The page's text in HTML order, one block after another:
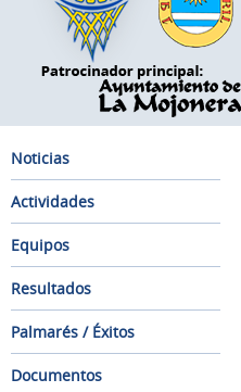
Noticias
Actividades
Equipos
Resultados
Palmarés / Éxitos
Documentos